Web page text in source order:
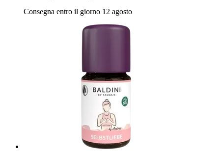
Consegna entro il giorno 12 agosto